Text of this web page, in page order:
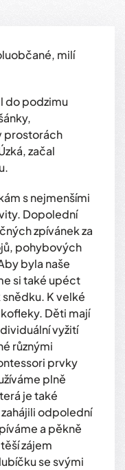
milí
do podzimu
prostorách
začal
s nejmenšími
Dopolední
zpívánek za
pohybových
byla naše
si také upéct
K velké
Děti mají
vyžití
různými
prvky
plně
je také
odpolední
a pěkně
zájem
se svými